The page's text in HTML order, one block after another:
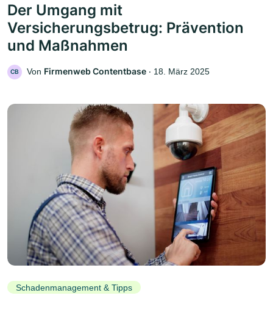
Der Umgang mit
Versicherungsbetrug: Prävention
und Maßnahmen
CB Von Firmenweb Contentbase ‧ 18. März 2025
Schadenmanagement & Tipps